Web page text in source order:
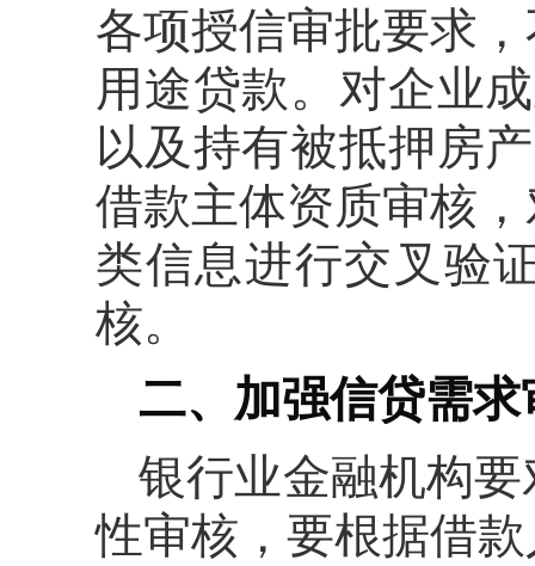
各项授信审批要求
用途贷款。对企业
以及持有被抵押房
借款主体资质审核
类信息进行交叉验
核。
二、加强信贷需求
银行业金融机构
性审核，要根据借